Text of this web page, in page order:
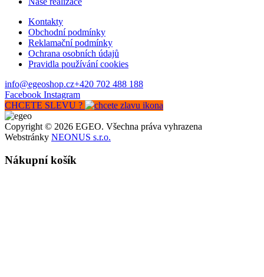
Kontakty
Obchodní podmínky
Reklamační podmínky
Ochrana osobních údajů
Pravidla používání cookies
info@egeoshop.cz+420 702 488 188
Facebook Instagram
CHCETE SLEVU ?
Copyright © 2026 EGEO. Všechna práva vyhrazena
Webstránky NEONUS s.r.o.
Nákupní košík